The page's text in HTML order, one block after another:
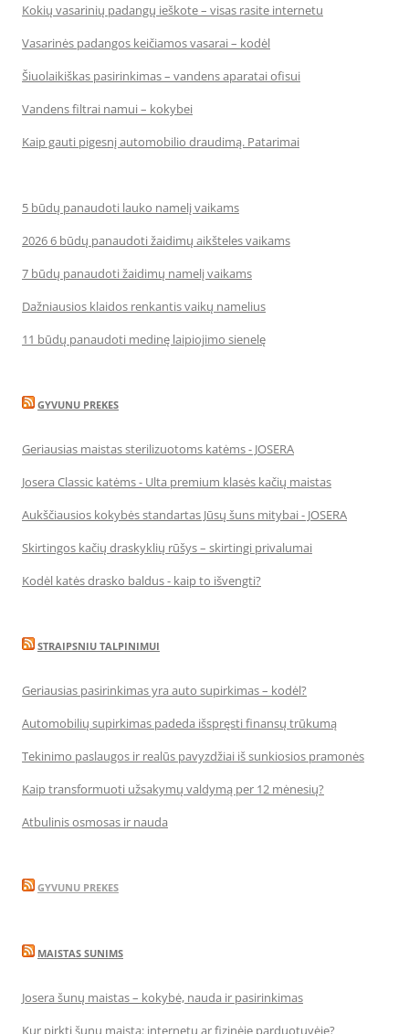
Kokių vasarinių padangų ieškote – visas rasite internetu
Vasarinės padangos keičiamos vasarai – kodėl
Šiuolaikiškas pasirinkimas – vandens aparatai ofisui
Vandens filtrai namui – kokybei
Kaip gauti pigesnį automobilio draudimą. Patarimai
5 būdų panaudoti lauko namelį vaikams
2026 6 būdų panaudoti žaidimų aikšteles vaikams
7 būdų panaudoti žaidimų namelį vaikams
Dažniausios klaidos renkantis vaikų namelius
11 būdų panaudoti medinę laipiojimo sienelę
GYVUNU PREKES
Geriausias maistas sterilizuotoms katėms - JOSERA
Josera Classic katėms - Ulta premium klasės kačių maistas
Aukščiausios kokybės standartas Jūsų šuns mitybai - JOSERA
Skirtingos kačių draskyklių rūšys – skirtingi privalumai
Kodėl katės drasko baldus - kaip to išvengti?
STRAIPSNIU TALPINIMUI
Geriausias pasirinkimas yra auto supirkimas – kodėl?
Automobilių supirkimas padeda išspręsti finansų trūkumą
Tekinimo paslaugos ir realūs pavyzdžiai iš sunkiosios pramonės
Kaip transformuoti užsakymų valdymą per 12 mėnesių?
Atbulinis osmosas ir nauda
GYVUNU PREKES
MAISTAS SUNIMS
Josera šunų maistas – kokybė, nauda ir pasirinkimas
Kur pirkti šunų maistą: internetu ar fizinėje parduotuvėje?